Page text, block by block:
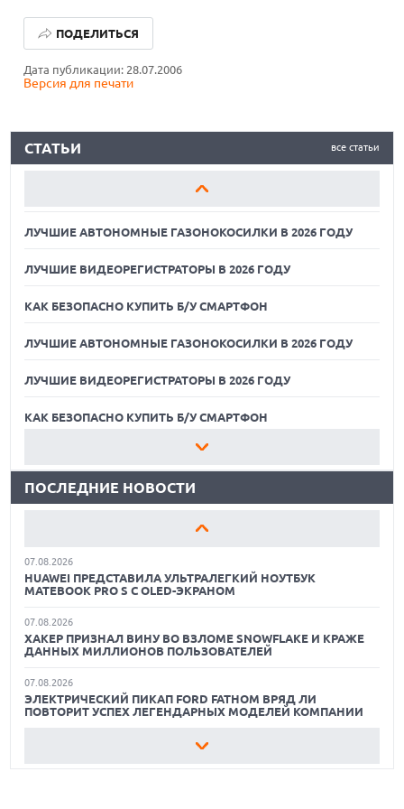
Дата публикации: 28.07.2006
Версия для печати
ПОДЕЛИТЬСЯ
все статьи
СТАТЬИ
ЛУЧШИЕ ВИДЕОРЕГИСТРАТОРЫ В 2026 ГОДУ
КАК БЕЗОПАСНО КУПИТЬ Б/У СМАРТФОН
КАК БЕЗОПАСНО КУПИТЬ Б/У СМАРТФОН
ЛУЧШИЕ АВТОНОМНЫЕ ГАЗОНОКОСИЛКИ В 2026 ГОДУ
ЛУЧШИЕ ВИДЕОРЕГИСТРАТОРЫ В 2026 ГОДУ
КАК БЕЗОПАСНО КУПИТЬ Б/У СМАРТФОН
ЛУЧШИЕ АВТОНОМНЫЕ ГАЗОНОКОСИЛКИ В 2026 ГОДУ
ЛУЧШИЕ ВИДЕОРЕГИСТРАТОРЫ В 2026 ГОДУ
КАК БЕЗОПАСНО КУПИТЬ Б/У СМАРТФОН
ЛУЧШИЕ АВТОНОМНЫЕ ГАЗОНОКОСИЛКИ В 2026 ГОДУ
ЛУЧШИЕ ВИДЕОРЕГИСТРАТОРЫ В 2026 ГОДУ
КАК БЕЗОПАСНО КУПИТЬ Б/У СМАРТФОН
ЛУЧШИЕ АВТОНОМНЫЕ ГАЗОНОКОСИЛКИ В 2026 ГОДУ
КАК БЕЗОПАСНО КУПИТЬ Б/У СМАРТФОН
ПОСЛЕДНИЕ НОВОСТИ
07.08.2026
НА КЕЙСЕ ДЛЯ УПРАВЛЕНИЯ МУЗЫКОЙ
КАМЕРЫ В СМАРТФОНАХ PIXEL 11 PRO
07.08.2026
HUAWEI ПРЕДСТАВИЛА УЛЬТРАЛЕГКИЙ НОУТБУК
MATEBOOK PRO S С OLED-ЭКРАНОМ
07.08.2026
ХАКЕР ПРИЗНАЛ ВИНУ ВО ВЗЛОМЕ SNOWFLAKE И КРАЖЕ
ДАННЫХ МИЛЛИОНОВ ПОЛЬЗОВАТЕЛЕЙ
07.08.2026
ЭЛЕКТРИЧЕСКИЙ ПИКАП FORD FATHOM ВРЯД ЛИ
ПОВТОРИТ УСПЕХ ЛЕГЕНДАРНЫХ МОДЕЛЕЙ КОМПАНИИ